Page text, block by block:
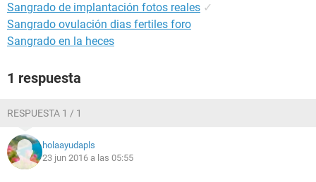
Sangrado de implantación fotos reales ✓
Sangrado ovulación dias fertiles foro
Sangrado en la heces
1 respuesta
RESPUESTA 1 / 1
holaayudapls
23 jun 2016 a las 05:55